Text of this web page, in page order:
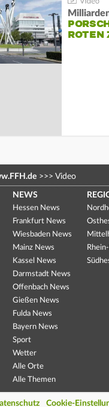
ROTEN
>>> Video
NEWS
Hessen News
Frankfurt News
Wiesbaden News
Mainz News
Kassel News
Darmstadt News
Offenbach News
Gießen News
Fulda News
Bayern News
Sport
Wetter
Alle Orte
Alle Themen
Cookie-